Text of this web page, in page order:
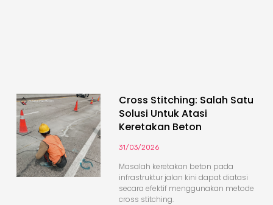
Cross Stitching: Salah Satu
Solusi Untuk Atasi
Keretakan Beton
31/03/2026
Masalah keretakan beton pada
infrastruktur jalan kini dapat diatasi
secara efektif menggunakan metode
cross stitching.